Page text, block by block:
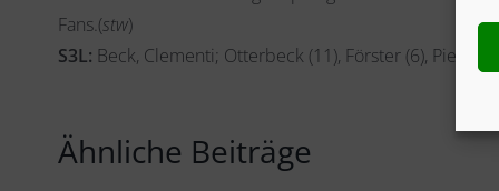
Fans.(stw)
S3L: Beck, Clementi; Otterbeck (11), Förster (6),
Ähnliche Beiträge